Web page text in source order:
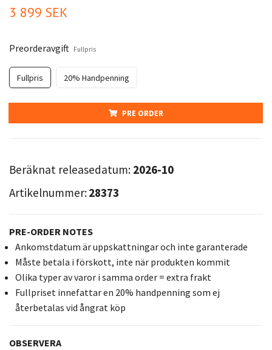
3 899 SEK
Preorderavgift Fullpris
Fullpris 20% Handpenning
PRE ORDER
Beräknat releasedatum: 2026-10
Artikelnummer:28373
PRE-ORDER NOTES
Ankomstdatum är uppskattningar och inte garanterade
Måste betala i förskott, inte när produkten kommit
Olika typer av varor i samma order = extra frakt
Fullpriset innefattar en 20% handpenning som ej
återbetalas vid ångrat köp
OBSERVERA